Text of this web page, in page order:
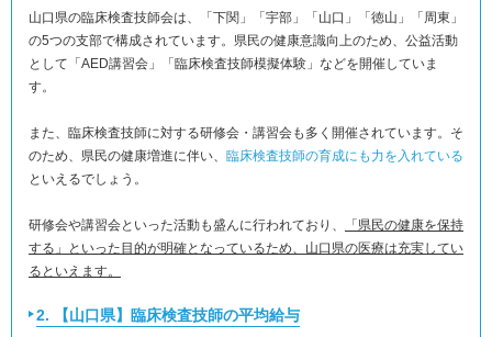
山口県の臨床検査技師会は、「下関」「宇部」「山口」「徳山」「周東」
の5つの支部で構成されています。県民の健康意識向上のため、公益活動
として「AED講習会」「臨床検査技師模擬体験」などを開催していま
す。
また、臨床検査技師に対する研修会・講習会も多く開催されています。そ
のため、県民の健康増進に伴い、 臨床検査技師の育成にも力を入れている
といえるでしょう。
研修会や講習会といった活動も盛んに行われており、
「県民の健康を保持
する」といった目的が明確となっているため、山口県の医療は充実してい
るといえます。
2. 【山口県】臨床検査技師の平均給与